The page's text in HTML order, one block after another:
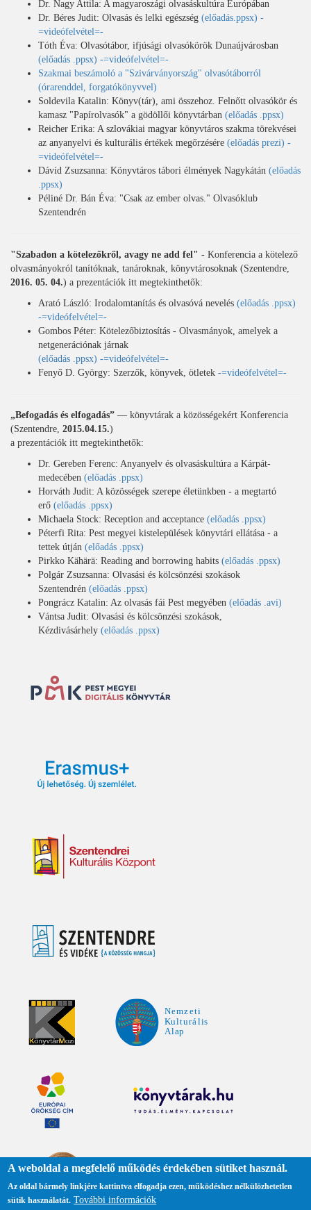
Dr. Nagy Attila: A magyaroszági olvasáskultúra Európában
Dr. Béres Judit: Olvasás és lelki egészség (előadás.ppsx) -
=videófelvétel=-
Tóth Éva: Olvasótábor, ifjúsági olvasókörök Dunaújvárosban
(előadás .ppsx) -=videófelvétel=-
Szakmai beszámoló a "Szivárványország" olvasótáborról
(órarenddel, forgatókönyvvel)
Soldevila Katalin: Könyv(tár), ami összehoz. Felnőtt olvasókör és
kamasz "Papírolvasók" a gödöllői könyvtárban (előadás .ppsx)
Reicher Erika: A szlovákiai magyar könyvtáros szakma törekvései
az anyanyelvi és kulturális értékek megőrzésére (előadás prezi) -
=videófelvétel=-
Dávid Zsuzsanna: Könyvtáros tábori élmények Nagykátán (előadás
.ppsx)
Péliné Dr. Bán Éva: "Csak az ember olvas." Olvasóklub
Szentendrén
"Szabadon a kötelezőkről, avagy ne add fel" - Konferencia a kötelező
olvasmányokról tanítóknak, tanároknak, könyvtárosoknak (Szentendre,
2016. 05. 04.) a prezentációk itt megtekinthetők:
Arató László: Irodalomtanítás és olvasóvá nevelés (előadás .ppsx)
-=videófelvétel=-
Gombos Péter: Kötelezőbiztosítás - Olvasmányok, amelyek a
netgenerációnak járnak
(előadás .ppsx) -=videófelvétel=-
Fenyő D. György: Szerzők, könyvek, ötletek -=videófelvétel=-
„Befogadás és elfogadás” ― könyvtárak a közösségekért Konferencia
(Szentendre, 2015.04.15.)
a prezentációk itt megtekinthetők:
Dr. Gereben Ferenc: Anyanyelv és olvasáskultúra a Kárpát-
medecében (előadás .ppsx)
Horváth Judit: A közösségek szerepe életünkben - a megtartó
erő (előadás .ppsx)
Michaela Stock: Reception and acceptance (előadás .ppsx)
Péterfi Rita: Pest megyei kistelepülések könyvtári ellátása - a
tettek útján (előadás .ppsx)
Pirkko Kähärä: Reading and borrowing habits (előadás .ppsx)
Polgár Zsuzsanna: Olvasási és kölcsönzési szokások
Szentendrén (előadás .ppsx)
Pongrácz Katalin: Az olvasás fái Pest megyében (előadás .avi)
Vántsa Judit: Olvasási és kölcsönzési szokások,
Kézdivásárhely (előadás .ppsx)
A weboldal a megfelelő működés érdekében sütiket használ.
Az oldal bármely linkjére kattintva elfogadja ezen, működéshez nélkülözhetetlen
sütik használatát. További információk